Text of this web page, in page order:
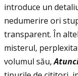
introduce un
nedumerire ori
transparent. În
misterul,
volumul său,